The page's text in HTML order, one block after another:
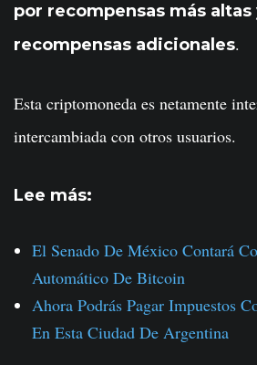
por recompensas más
recompensas adicionales.
Esta criptomoneda es netamente
intercambiada con otros usuarios.
Lee más:
El Senado De México Contará
Automático De Bitcoin
Ahora Podrás Pagar Impuestos
En Esta Ciudad De Argentina